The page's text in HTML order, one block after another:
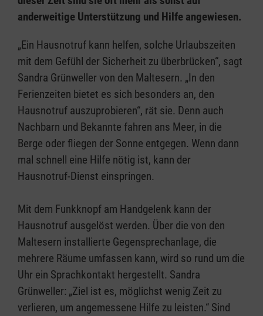
anderweitige Unterstützung und Hilfe angewiesen.
„Ein Hausnotruf kann helfen, solche Urlaubszeiten
mit dem Gefühl der Sicherheit zu überbrücken“, sagt
Sandra Grünweller von den Maltesern. „In den
Ferienzeiten bietet es sich besonders an, den
Hausnotruf auszuprobieren“, rät sie. Denn auch
Nachbarn und Bekannte fahren ans Meer, in die
Berge oder fliegen der Sonne entgegen. Wenn dann
mal schnell eine Hilfe nötig ist, kann der
Hausnotruf-Dienst einspringen.
Mit dem Funkknopf am Handgelenk kann der
Hausnotruf ausgelöst werden. Über die von den
Maltesern installierte Gegensprechanlage, die
mehrere Räume umfassen kann, wird so rund um die
Uhr ein Sprachkontakt hergestellt. Sandra
Grünweller: „Ziel ist es, möglichst wenig Zeit zu
verlieren, um angemessene Hilfe zu leisten.“ Sind